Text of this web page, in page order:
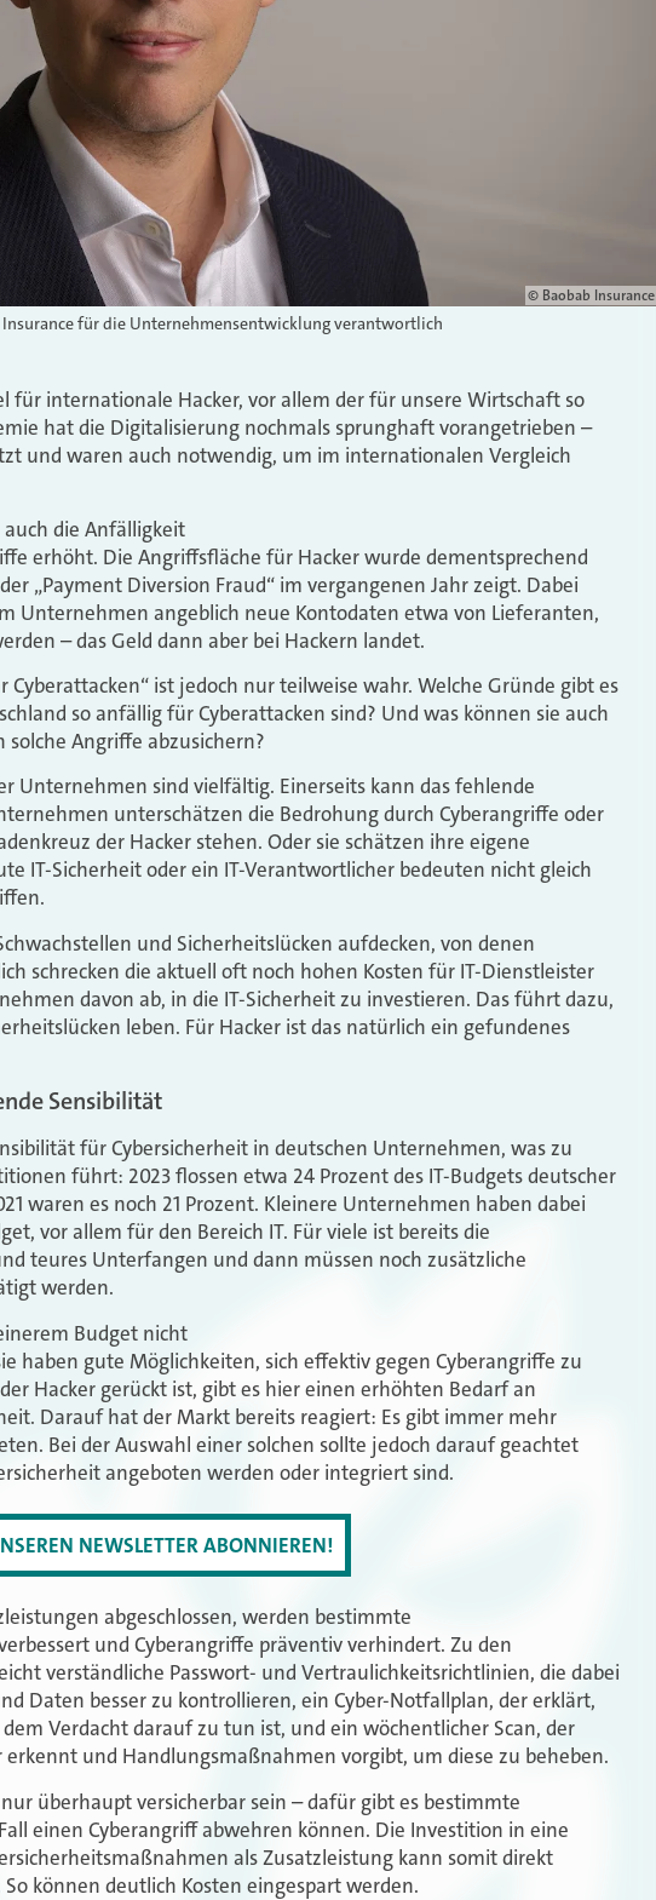
© Baobab Insurance
für die Unternehmensentwicklung verantwortlich
für internationale Hacker, vor allem der für unsere Wirtschaft so
hat die Digitalisierung nochmals sprunghaft vorangetrieben –
und waren auch notwendig, um im internationalen Vergleich
die Anfälligkeit
erhöht. Die Angriffsfläche für Hacker wurde dementsprechend
„Payment Diversion Fraud“ im vergangenen Jahr zeigt. Dabei
Unternehmen angeblich neue Kontodaten etwa von Lieferanten,
– das Geld dann aber bei Hackern landet.
ist jedoch nur teilweise wahr. Welche Gründe gibt es
so anfällig für Cyberattacken sind? Und was können sie auch
Angriffe abzusichern?
Unternehmen sind vielfältig. Einerseits kann das fehlende
unterschätzen die Bedrohung durch Cyberangriffe oder
der Hacker stehen. Oder sie schätzen ihre eigene
IT-Sicherheit oder ein IT-Verantwortlicher bedeuten nicht gleich
und Sicherheitslücken aufdecken, von denen
schrecken die aktuell oft noch hohen Kosten für IT-Dienstleister
davon ab, in die IT-Sicherheit zu investieren. Das führt dazu,
leben. Für Hacker ist das natürlich ein gefundenes
Sensibilität
für Cybersicherheit in deutschen Unternehmen, was zu
führt: 2023 flossen etwa 24 Prozent des IT-Budgets deutscher
waren es noch 21 Prozent. Kleinere Unternehmen haben dabei
vor allem für den Bereich IT. Für viele ist bereits die
teures Unterfangen und dann müssen noch zusätzliche
werden.
Budget nicht
haben gute Möglichkeiten, sich effektiv gegen Cyberangriffe zu
Hacker gerückt ist, gibt es hier einen erhöhten Bedarf an
Darauf hat der Markt bereits reagiert: Es gibt immer mehr
Bei der Auswahl einer solchen sollte jedoch darauf geachtet
angeboten werden oder integriert sind.
NEWSLETTER ABONNIEREN!
abgeschlossen, werden bestimmte
und Cyberangriffe präventiv verhindert. Zu den
verständliche Passwort- und Vertraulichkeitsrichtlinien, die dabei
Daten besser zu kontrollieren, ein Cyber-Notfallplan, der erklärt,
Verdacht darauf zu tun ist, und ein wöchentlicher Scan, der
und Handlungsmaßnahmen vorgibt, um diese zu beheben.
überhaupt versicherbar sein – dafür gibt es bestimmte
einen Cyberangriff abwehren können. Die Investition in eine
als Zusatzleistung kann somit direkt
können deutlich Kosten eingespart werden.